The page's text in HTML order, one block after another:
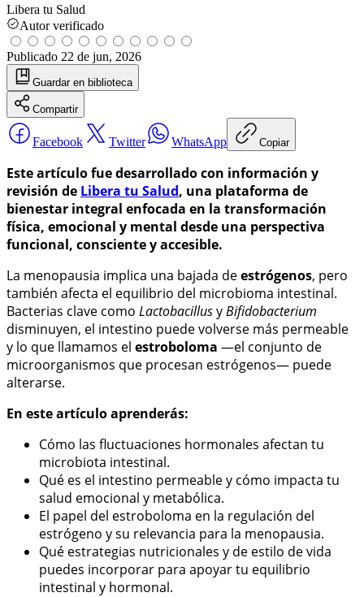
Libera tu Salud
Autor verificado
Publicado 22 de jun, 2026
Guardar en biblioteca
Compartir
Facebook Twitter WhatsApp Copiar
Este artículo fue desarrollado con información y
revisión de Libera tu Salud, una plataforma de
bienestar integral enfocada en la transformación
física, emocional y mental desde una perspectiva
funcional, consciente y accesible.
La menopausia implica una bajada deestrógenos, pero
también afecta el equilibrio del microbioma intestinal.
Bacterias clave como LactobacillusyBifidobacterium
disminuyen, el intestino puede volverse más permeable
y lo que llamamos el estroboloma —el conjunto de
microorganismos que procesan estrógenos— puede
alterarse.
En este artículo aprenderás:
Cómo las fluctuaciones hormonales afectan tu
microbiota intestinal.
Qué es el intestino permeable y cómo impacta tu
salud emocional y metabólica.
El papel del estroboloma en la regulación del
estrógeno y su relevancia para la menopausia.
Qué estrategias nutricionales y de estilo de vida
puedes incorporar para apoyar tu equilibrio
intestinal y hormonal.